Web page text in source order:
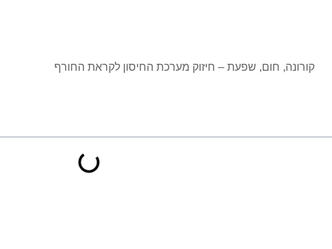
קורונה, חום, שפעת – חיזוק מערכת החיסון לקראת החורף